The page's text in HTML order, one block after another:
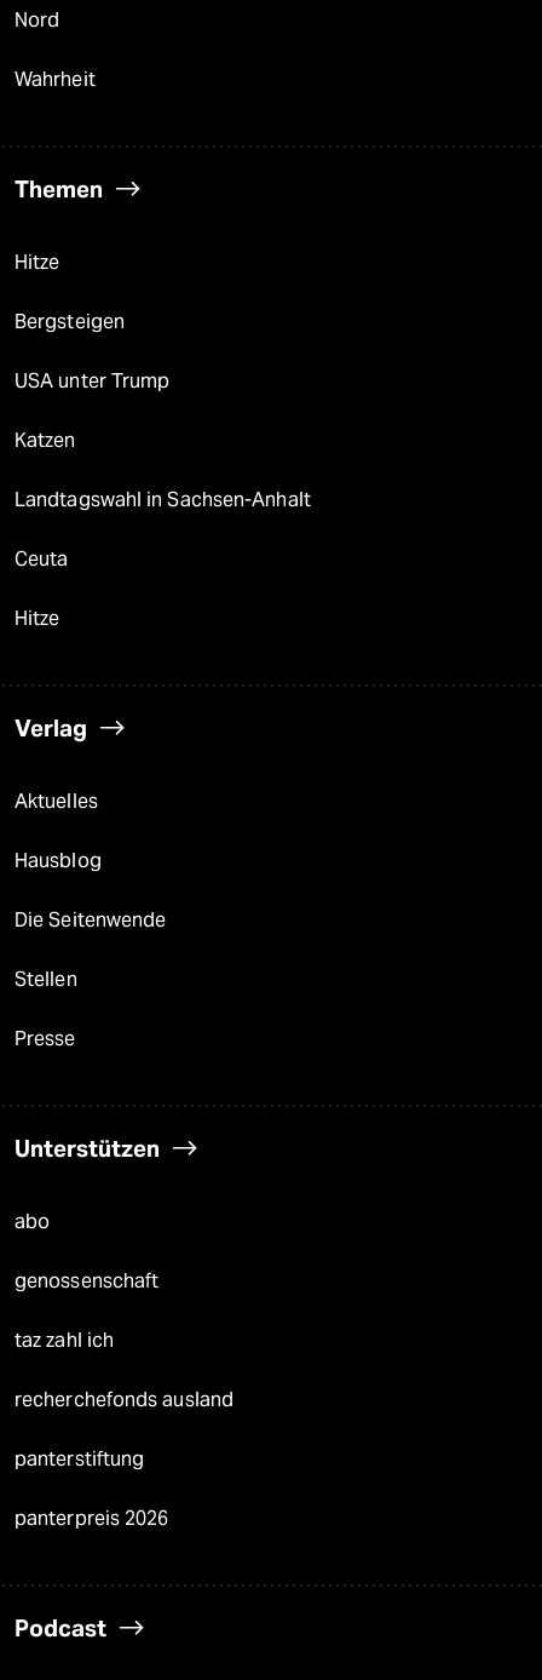
Nord
Wahrheit
Themen
Hitze
Bergsteigen
USA unter Trump
Katzen
Landtagswahl in Sachsen-Anhalt
Ceuta
Hitze
Verlag
Aktuelles
Hausblog
Die Seitenwende
Stellen
Presse
Unterstützen
abo
genossenschaft
taz zahl ich
recherchefonds ausland
panterstiftung
panterpreis 2026
Podcast